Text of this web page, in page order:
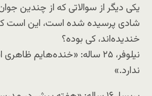
یکی دیگر از سوالاتی که از چندین
شادی پرسیده شده است، این است که
خندیده‌اند، کی بوده؟
نیلوفر، ۲۵ ساله: «خنده‌هایم
ندارد.»